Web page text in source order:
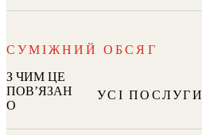
СУМІЖНИЙ ОБСЯГ
З ЧИМ ЦЕ
ПОВʼЯЗАН
О
УСІ ПОСЛУГИ